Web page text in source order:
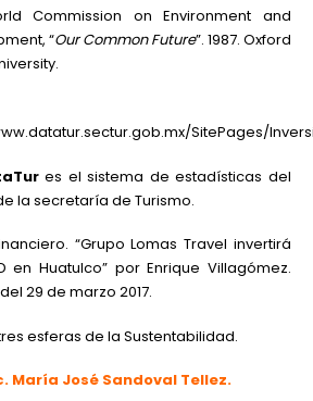
Commission on Environment and
“Our Common Future”. 1987. Oxford
SitePages/
es el sistema de estadísticas del
la secretaría de Turismo.
“Grupo Lomas Travel invertirá
en Huatulco” por Enrique Villagómez.
29 de marzo 2017.
esferas de la Sustentabilidad.
María José Sandoval Tellez.